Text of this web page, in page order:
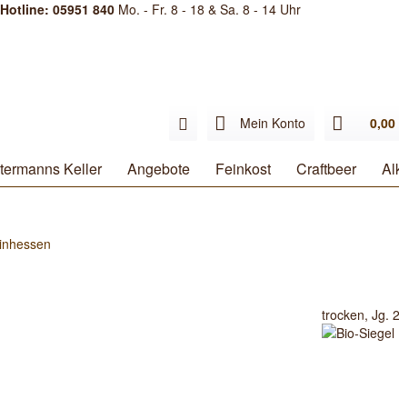
05951 840 Mo. - Fr. 8 - 18 & Sa. 8 - 14 Uhr
Mein Konto 0,00
Keller Angebote Feinkost Craftbeer
trocken, Jg.